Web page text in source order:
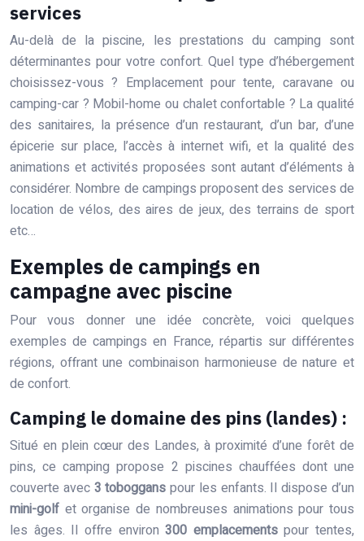
services
Au-delà de la piscine, les prestations du camping sont
déterminantes pour votre confort. Quel type d’hébergement
choisissez-vous ? Emplacement pour tente, caravane ou
camping-car ? Mobil-home ou chalet confortable ? La qualité
des sanitaires, la présence d’un restaurant, d’un bar, d’une
épicerie sur place, l’accès à internet wifi, et la qualité des
animations et activités proposées sont autant d’éléments à
considérer. Nombre de campings proposent des services de
location de vélos, des aires de jeux, des terrains de sport
etc…
Exemples de campings en
campagne avec piscine
Pour vous donner une idée concrète, voici quelques
exemples de campings en France, répartis sur différentes
régions, offrant une combinaison harmonieuse de nature et
de confort.
Camping le domaine des pins (landes) :
Situé en plein cœur des Landes, à proximité d’une forêt de
pins, ce camping propose 2 piscines chauffées dont une
couverte avec 3 tobogganspour les enfants. Il dispose d’un
mini-golf et organise de nombreuses animations pour tous
les âges. Il offre environ300 emplacementspour tentes,